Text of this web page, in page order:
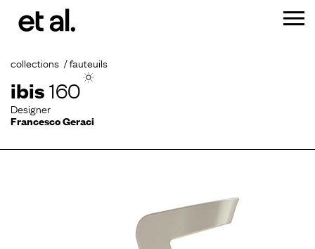
collections fauteuils
ibis160
Designer
Francesco Geraci